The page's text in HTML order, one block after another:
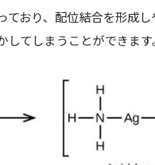
おり、配位結合を形成し
てしまうことができます。